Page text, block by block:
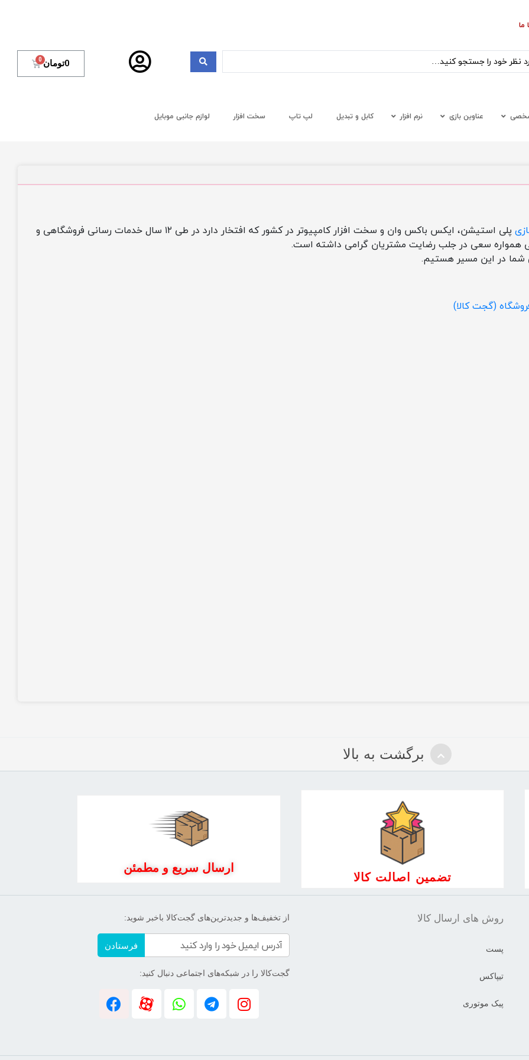
ما
0تومان
شخصی عناوین بازی نرم افزار کابل و تبدیل لپ تاپ سخت افزار لوازم جانبی موبایل
پلی استیشن، ایکس باکس وان و سخت افزار کامپیوتر در کشور که افتخار دارد در طی ۱۲ سال خدمات رسانی فروشگاهی و
همواره سعی در جلب رضایت مشتریان گرامی داشته است.
شما در این مسیر هستیم.
(گجت کالا)
برگشت به بالا
تضمین اصالت کالا
ارسال سریع و مطمئن
روش های ارسال کالا
پست
تیپاکس
پیک موتوری
از تخفیف‌ها و جدیدترین‌های گجت‌کالا باخبر شوید:
فرستادن
گجت‌کالا را در شبکه‌های اجتماعی دنبال کنید: